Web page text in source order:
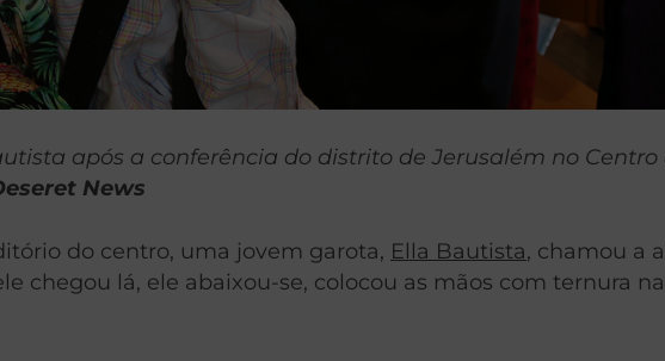
após a conferência do distrito de Jerusalém no Centro
News
do centro, uma jovem garota, Ella Bautista, chamou a
chegou lá, ele abaixou-se, colocou as mãos com ternura